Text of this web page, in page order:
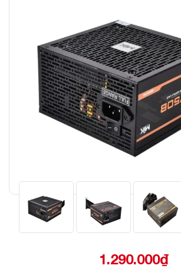
1.290.000₫